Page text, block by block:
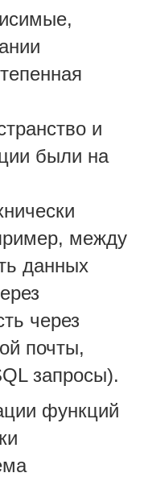
и
были на
между
данных
через
почты,
запросы).
функций